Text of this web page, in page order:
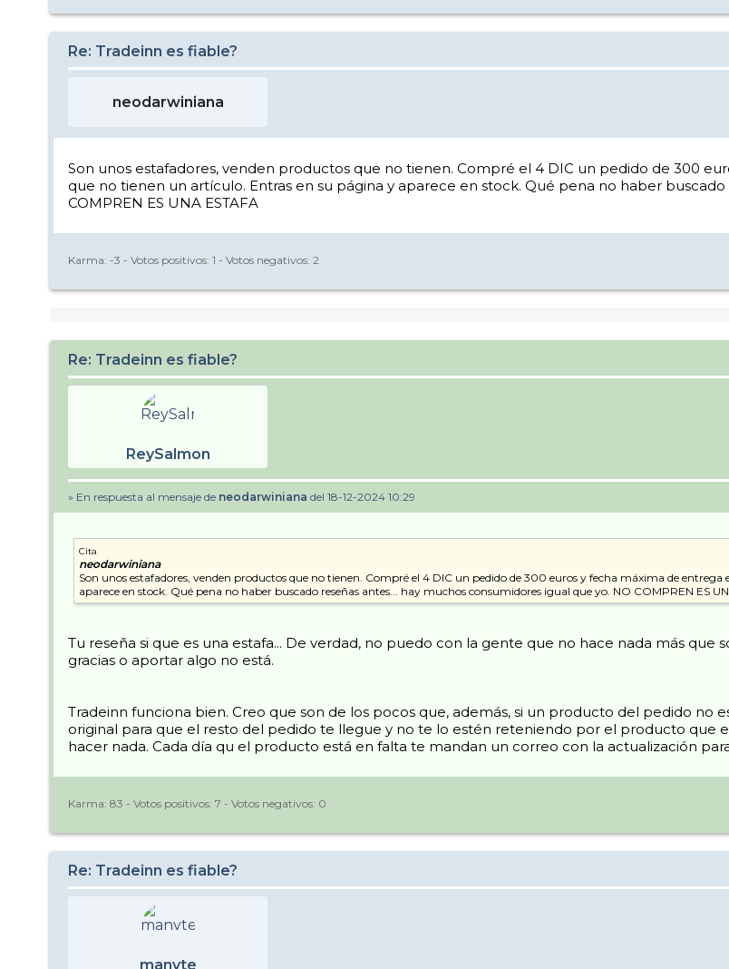
Re: Tradeinn es fiable?
neodarwiniana
Son unos estafadores, venden productos que no tienen. Compré el 4 DIC un pedido de 300
que no tienen un artículo. Entras en su página y aparece en stock. Qué pena no haber
COMPREN ES UNA ESTAFA
Karma: -3 - Votos positivos: 1 - Votos negativos: 2
Re: Tradeinn es fiable?
ReySalmon
» En respuesta al mensaje de neodarwiniana del 18-12-2024 10:29
Cita
neodarwiniana
Son unos estafadores, venden productos que no tienen. Compré el 4 DIC un pedido de 300 euros y fecha máxima de
aparece en stock. Qué pena no haber buscado reseñas antes... hay muchos consumidores igual que yo. NO COMPREN ES
Tu reseña si que es una estafa... De verdad, no puedo con la gente que no hace nada más
gracias o aportar algo no está.
Tradeinn funciona bien. Creo que son de los pocos que, además, si un producto del pedido no
original para que el resto del pedido te llegue y no te lo estén reteniendo por el producto que
hacer nada. Cada día qu el producto está en falta te mandan un correo con la actualización
Karma: 83 - Votos positivos: 7 - Votos negativos: 0
Re: Tradeinn es fiable?
manvte